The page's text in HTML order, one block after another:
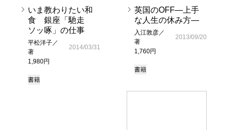
いま教わりたい和
食 銀座「馳走
ソッ啄」の仕事
平松洋子／
著
1,980円
2014/03/31
書籍
英国のOFF―上手
な人生の休み方―
入江敦彦／
著
1,760円
2013/09/20
書籍